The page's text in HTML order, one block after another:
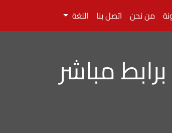
من نحن اتصل بنا اللغة